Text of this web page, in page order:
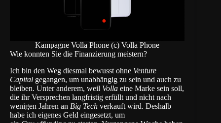
Kampagne Volla Phone (c) Volla Phone
Wie konnten Sie die Finanzierung meistern?
Ich bin den Weg diesmal bewusst ohne Venture
Capital gegangen, um unabhängig zu sein und auch zu
bleiben. Unter anderem, weil Volla eine Marke sein soll,
die ihr Versprechen langfristig erfüllt und nicht nach
wenigen Jahren an Big Tech verkauft wird. Deshalb
habe ich eigenes Geld eingesetzt, um